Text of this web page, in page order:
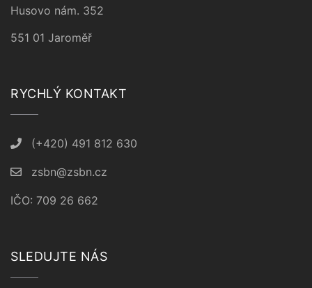
Husovo nám. 352
551 01 Jaroměř
RYCHLÝ KONTAKT
(+420) 491 812 630
zsbn@zsbn.cz
IČO: 709 26 662
SLEDUJTE NÁS